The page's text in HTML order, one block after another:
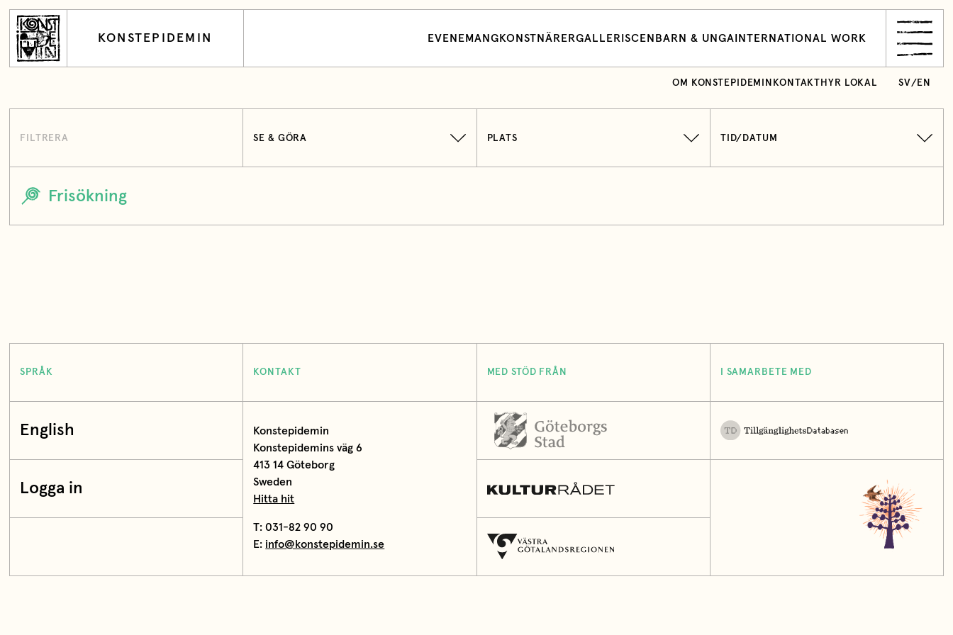
KONSTEPIDEMIN EVENEMANG KONSTNÄRERGALLERI SCEN BARN & UNGA INTERNATIONAL WORK
OM KONSTEPIDEMIN KONTAKT HYR LOKAL SV/ EN
FILTRERA SE & GÖRA PLATS TID/DATUM
SPRÅK
English
Logga in
KONTAKT
Konstepidemin
Konstepidemins väg 6
413 14 Göteborg
Sweden
Hitta hit
T: 031-82 90 90
E: info@konstepidemin.se
MED STÖD FRÅN I SAMARBETE MED